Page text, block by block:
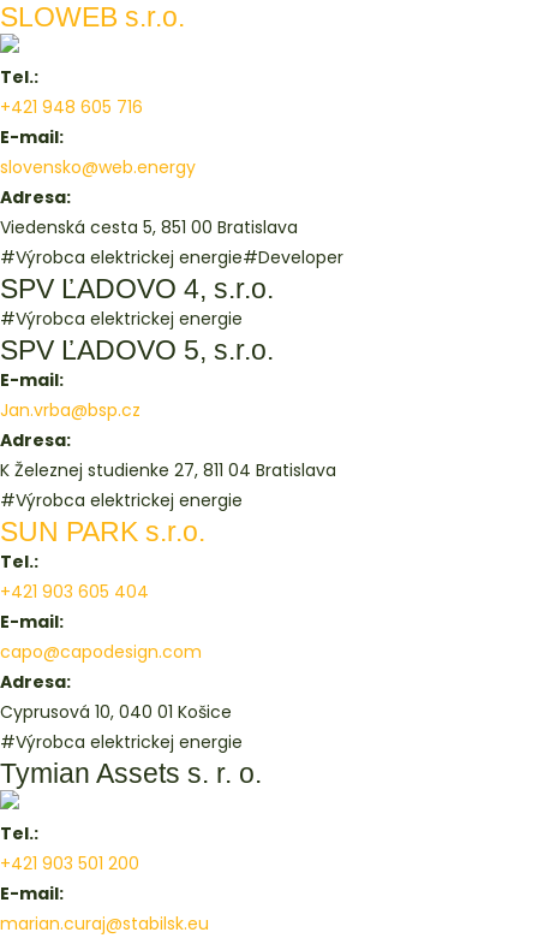
SLOWEB s.r.o.
Tel.:
+421 948 605 716
E-mail:
slovensko@web.energy
Adresa:
Viedenská cesta 5, 851 00 Bratislava
#Výrobca elektrickej energie#Developer
SPV ĽADOVO 4, s.r.o.
#Výrobca elektrickej energie
SPV ĽADOVO 5, s.r.o.
E-mail:
Jan.vrba@bsp.cz
Adresa:
K Železnej studienke 27, 811 04 Bratislava
#Výrobca elektrickej energie
SUN PARK s.r.o.
Tel.:
+421 903 605 404
E-mail:
capo@capodesign.com
Adresa:
Cyprusová 10, 040 01 Košice
#Výrobca elektrickej energie
Tymian Assets s. r. o.
Tel.:
+421 903 501 200
E-mail:
marian.curaj@stabilsk.eu